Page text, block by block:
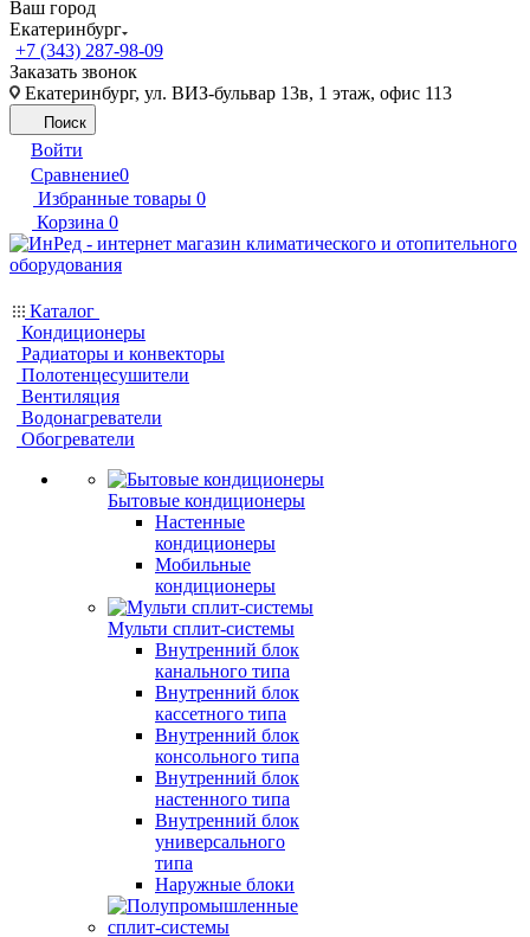
Ваш город
Екатеринбург
+7 (343) 287-98-09
Заказать звонок
Екатеринбург, ул. ВИЗ-бульвар 13в, 1 этаж, офис 113
Поиск
Войти
Сравнение0
Избранные товары 0
Корзина 0
Каталог
Кондиционеры
Радиаторы и конвекторы
Полотенцесушители
Вентиляция
Водонагреватели
Обогреватели
Бытовые кондиционеры
Настенные
кондиционеры
Мобильные
кондиционеры
Мульти сплит-системы
Внутренний блок
канального типа
Внутренний блок
кассетного типа
Внутренний блок
консольного типа
Внутренний блок
настенного типа
Внутренний блок
универсального
типа
Наружные блоки